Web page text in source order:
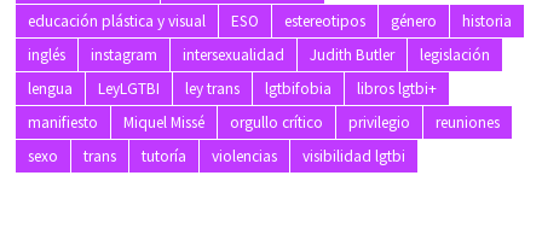
educación plástica y visual
ESO estereotipos género
historia
inglés
instagram intersexualidad Judith Butler
legislación
lengua
LeyLGTBI ley trans lgtbifobia
libros lgtbi+
manifiesto
Miquel Missé orgullo crítico privilegio
reuniones
sexo
trans tutoría violencias visibilidad lgtbi